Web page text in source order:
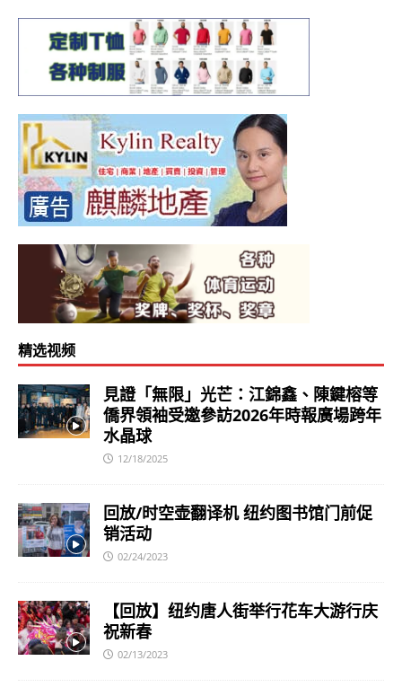
精选视频
見證「無限」光芒：江錦鑫、陳鍵榕等
僑界領袖受邀參訪2026年時報廣場跨年
水晶球
12/18/2025
回放/时空壶翻译机 纽约图书馆门前促
销活动
02/24/2023
【回放】纽约唐人街举行花车大游行庆
祝新春
02/13/2023